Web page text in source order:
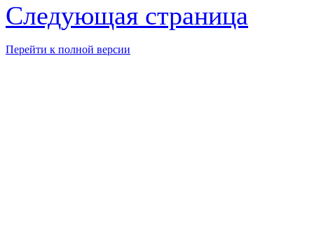
Следующая страница
Перейти к полной версии